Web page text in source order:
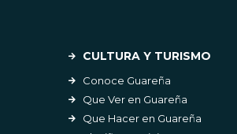
CULTURA Y TURISMO
Conoce Guareña
Que Ver en Guareña
Que Hacer en Guareña